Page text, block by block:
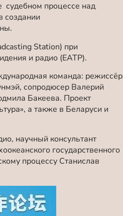
судебном процессе над
создании
Station) при
и радио (ЕАТР).
команда: режиссёр
сопродюсер Валерий
Бакеева. Проект
а также в Беларуси и
научный консультант
государственного
процессу Станислав